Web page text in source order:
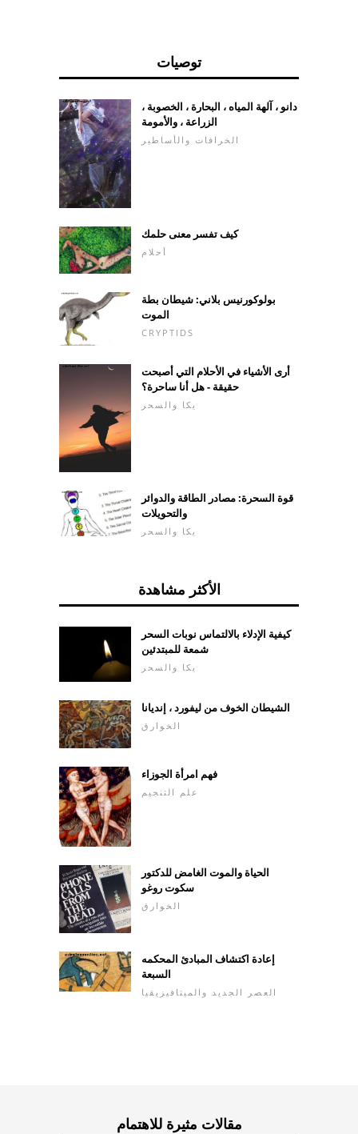
توصيات
دانو ، آلهة المياه ، البحارة ، الخصوبة ،
الزراعة ، والأمومة
الخرافات والأساطير
كيف تفسر معنى حلمك
أحلام
بولوكورنيس بلاني: شيطان بطة
الموت
CRYPTIDS
أرى الأشياء في الأحلام التي أصبحت
حقيقة - هل أنا ساحرة؟
يكا والسحر
قوة السحرة: مصادر الطاقة والدوائر
والتحويلات
يكا والسحر
الأكثر مشاهدة
كيفية الإدلاء بالالتماس نوبات السحر
شمعة للمبتدئين
يكا والسحر
الشيطان الخوف من ليفورد ، إنديانا
الخوارق
فهم امرأة الجوزاء
علم التنجيم
الحياة والموت الغامض للدكتور
سكوت روغو
الخوارق
إعادة اكتشاف المبادئ المحكمه
السبعة
العصر الجديد والميتافيزيقيا
مقالات مثيرة للاهتمام